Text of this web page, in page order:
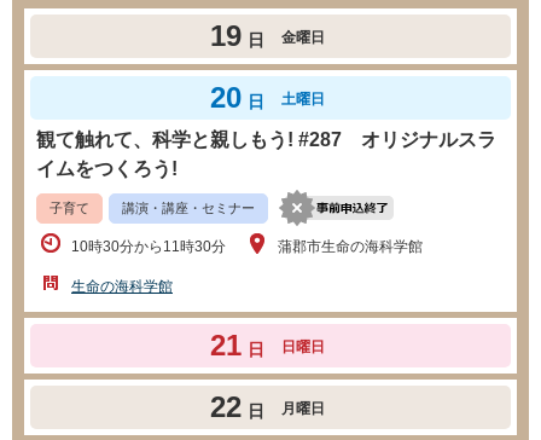
19 日 金曜日
20 日 土曜日
観て触れて、科学と親しもう! #287 オリジナルスラ
イムをつくろう!
子育て 講演・講座・セミナー
10時30分から11時30分 蒲郡市生命の海科学館
生命の海科学館
21 日 日曜日
22 日 月曜日